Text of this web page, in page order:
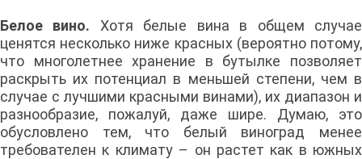
Белое вино. Хотя белые вина в общем случае
ценятся несколько ниже красных (вероятно потому,
что многолетнее хранение в бутылке позволяет
раскрыть их потенциал в меньшей степени, чем в
случае с лучшими красными винами), их диапазон и
разнообразие, пожалуй, даже шире. Думаю, это
обусловлено тем, что белый виноград менее
требователен к климату – он растет как в южных